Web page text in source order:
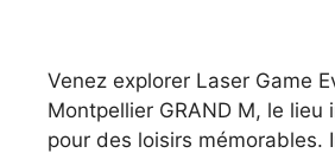
Venez explorer Laser Game
Montpellier GRAND M, le lieu
pour des loisirs mémorables.